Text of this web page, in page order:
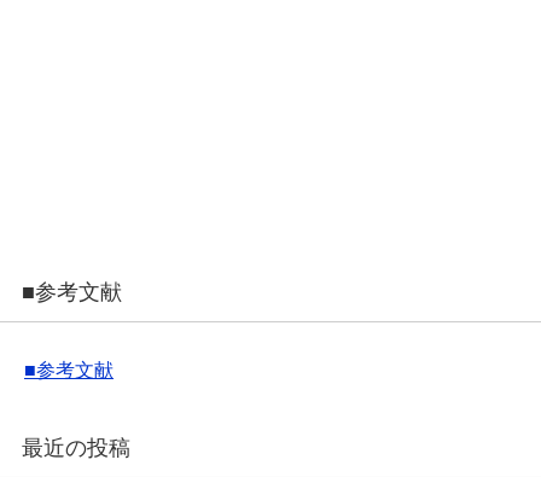
■参考文献
■参考文献
最近の投稿